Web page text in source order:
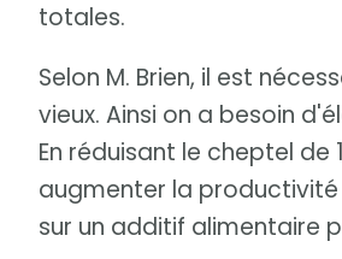
totales.
Selon M. Brien, il est
vieux. Ainsi on a besoin
En réduisant le cheptel de
augmenter la productivité
sur un additif alimentaire